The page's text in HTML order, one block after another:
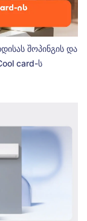
შოპინგის და
card-ს